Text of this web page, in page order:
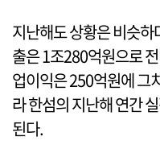
지난해도 상황은 비슷
출은 1조280억원으로
업이익은 250억원에 그
라 한섬의 지난해 연간
된다.